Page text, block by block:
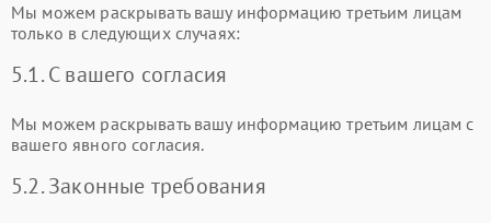
Мы можем раскрывать вашу информацию третьим лицам
только в следующих случаях:
5.1. С вашего согласия
Мы можем раскрывать вашу информацию третьим лицам с
вашего явного согласия.
5.2. Законные требования